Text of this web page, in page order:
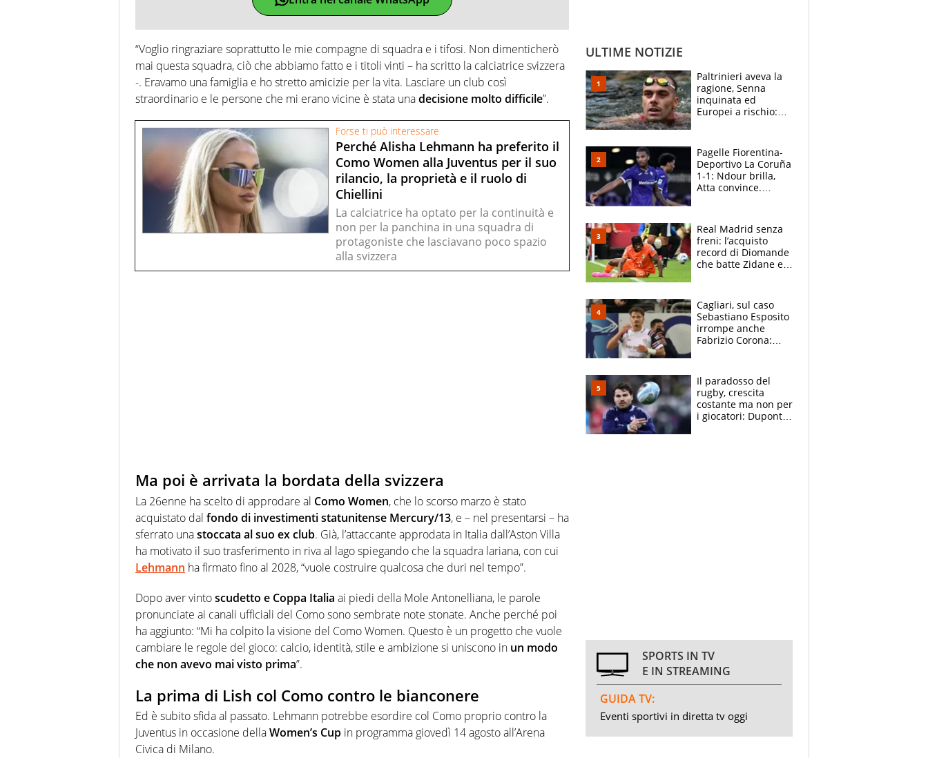
“Voglio ringraziare soprattutto le mie compagne di squadra e i tifosi. Non dimenticherò
mai questa squadra, ciò che abbiamo fatto e i titoli vinti – ha scritto la calciatrice svizzera
-. Eravamo una famiglia e ho stretto amicizie per la vita. Lasciare un club così
straordinario e le persone che mi erano vicine è stata unadecisione molto difficile”.
Forse ti può interessare
Perché Alisha Lehmann ha preferito il
Como Women alla Juventus per il suo
rilancio, la proprietà e il ruolo di
Chiellini
La calciatrice ha optato per la continuità e
non per la panchina in una squadra di
protagoniste che lasciavano poco spazio
alla svizzera
Ma poi è arrivata la bordata della svizzera
La 26enne ha scelto di approdare al Como Women, che lo scorso marzo è stato
acquistato dal fondo di investimenti statunitense Mercury/13, e – nel presentarsi – ha
sferrato unastoccata al suo ex club. Già, l’attaccante approdata in Italia dall’Aston Villa
ha motivato il suo trasferimento in riva al lago spiegando che la squadra lariana, con cui
Lehmann ha firmato fino al 2028, “vuole costruire qualcosa che duri nel tempo”.
Dopo aver vintoscudetto e Coppa Italia ai piedi della Mole Antonelliana, le parole
pronunciate ai canali ufficiali del Como sono sembrate note stonate. Anche perché poi
ha aggiunto: “Mi ha colpito la visione del Como Women. Questo è un progetto che vuole
cambiare le regole del gioco: calcio, identità, stile e ambizione si uniscono in un modo
che non avevo mai visto prima”.
La prima di Lish col Como contro le bianconere
Ed è subito sfida al passato. Lehmann potrebbe esordire col Como proprio contro la
Juventus in occasione dellaWomen’s Cup in programma giovedì 14 agosto all’Arena
Civica di Milano.
ULTIME NOTIZIE
Paltrinieri aveva la
ragione, Senna
inquinata ed
Europei a rischio:
adesso
Pagelle Fiorentina-
Deportivo La Coruña
1-1: Ndour brilla,
Atta convince.
Real Madrid senza
freni: l’acquisto
record di Diomande
che batte Zidane e
Cagliari, sul caso
Sebastiano Esposito
irrompe anche
Fabrizio Corona:
prove”
Il paradosso del
rugby, crescita
costante ma non per
i giocatori: Dupont
SPORTS IN TV
E IN STREAMING
GUIDA TV:
Eventi sportivi in diretta tv oggi